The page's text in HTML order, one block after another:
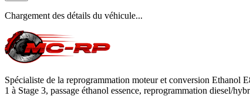
Chargement des détails du véhicule...
Spécialiste de la reprogrammation moteur et conversion Ethanol
1 à Stage 3, passage éthanol essence, reprogrammation diesel/